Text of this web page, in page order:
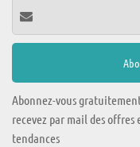
Abonnez-vous
recevez par mail des
tendances